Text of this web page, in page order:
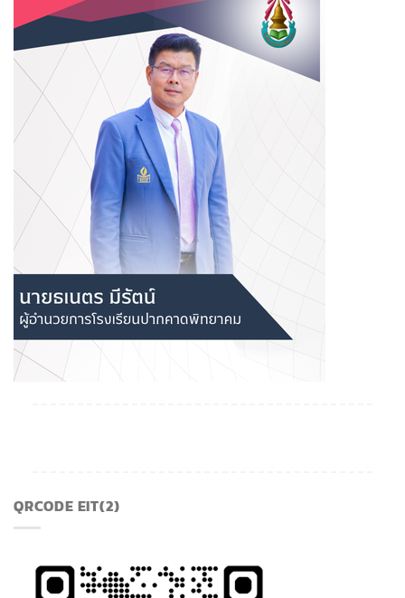
QRCODE EIT(2)